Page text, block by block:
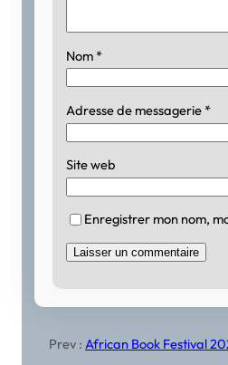
Nom *
Adresse de messagerie *
Site web
Enregistrer mon nom,
Prev : African Book Festival